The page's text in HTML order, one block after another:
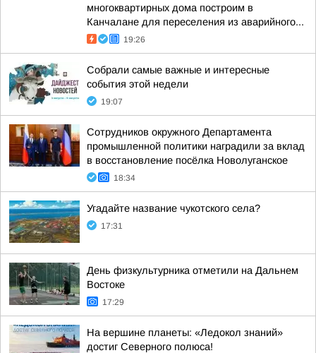
многоквартирных дома построим в
Канчалане для переселения из аварийного...
19:26
Собрали самые важные и интересные
события этой недели
19:07
Сотрудников окружного Департамента
промышленной политики наградили за вклад
в восстановление посёлка Новолуганское
18:34
Угадайте название чукотского села?
17:31
День физкультурника отметили на Дальнем
Востоке
17:29
На вершине планеты: «Ледокол знаний»
достиг Северного полюса!